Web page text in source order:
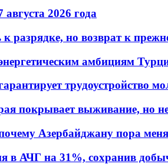
2026 года
разрядке, но возврат к
амбициям
трудоустройство
покрывает выживание, но
Азербайджану пора
в АЧГ на 31%, сохранив